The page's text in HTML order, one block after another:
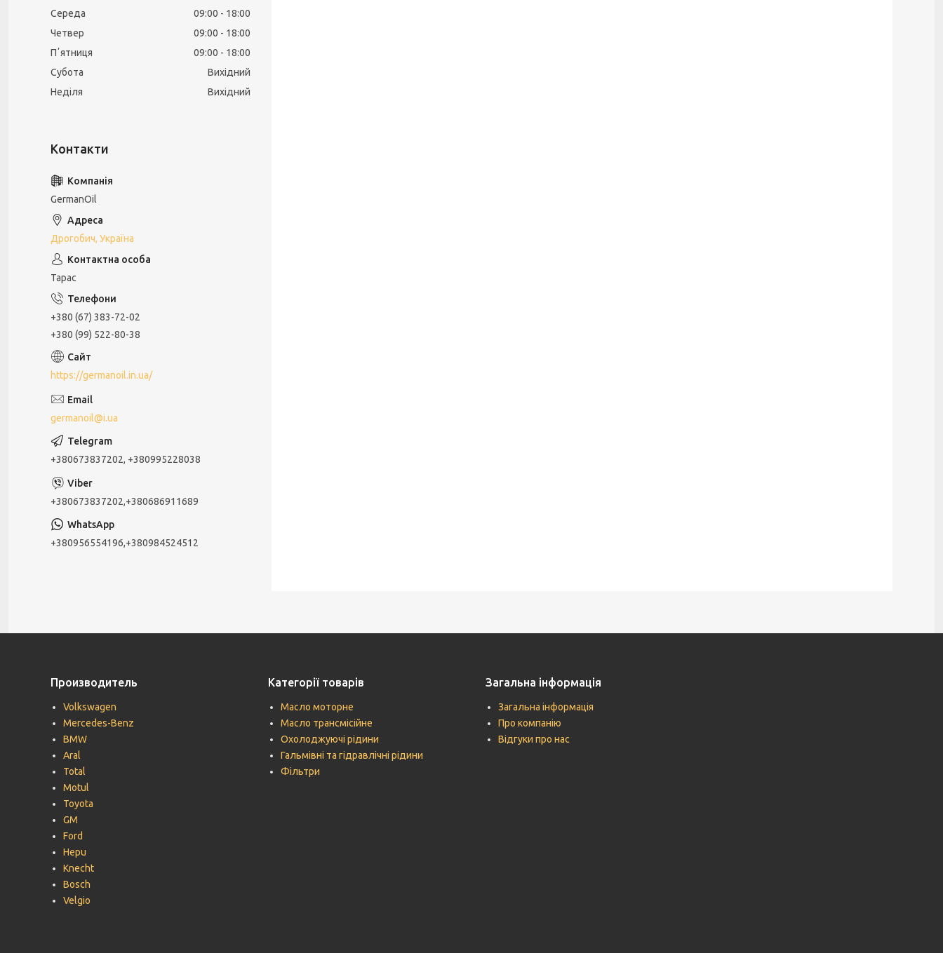
Середа
09:00
18:00
Четвер
09:00
18:00
Пʼятниця
09:00
18:00
Субота
Вихідний
Неділя
Вихідний
GermanOil
Дрогобич, Україна
Тарас
+380 (67) 383-72-02
+380 (99) 522-80-38
https://germanoil.in.ua/
germanoil@i.ua
+380673837202, +380995228038
+380673837202,+380686911689
+380956554196,+380984524512
Производитель
Volkswagen
Mercedes-Benz
BMW
Aral
Total
Motul
Toyota
GM
Ford
Hepu
Knecht
Bosch
Velgio
Категорії товарів
Масло моторне
Масло трансмісійне
Охолоджуючі рідини
Гальмівні та гідравлічні рідини
Фільтри
Загальна інформація
Загальна інформація
Про компанію
Відгуки про нас